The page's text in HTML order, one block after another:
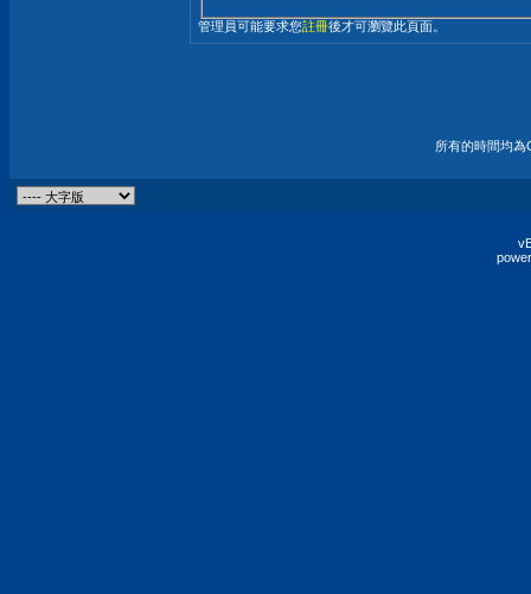
管理員可能要求您註冊後才可瀏覽此頁面。
所有的時間均為